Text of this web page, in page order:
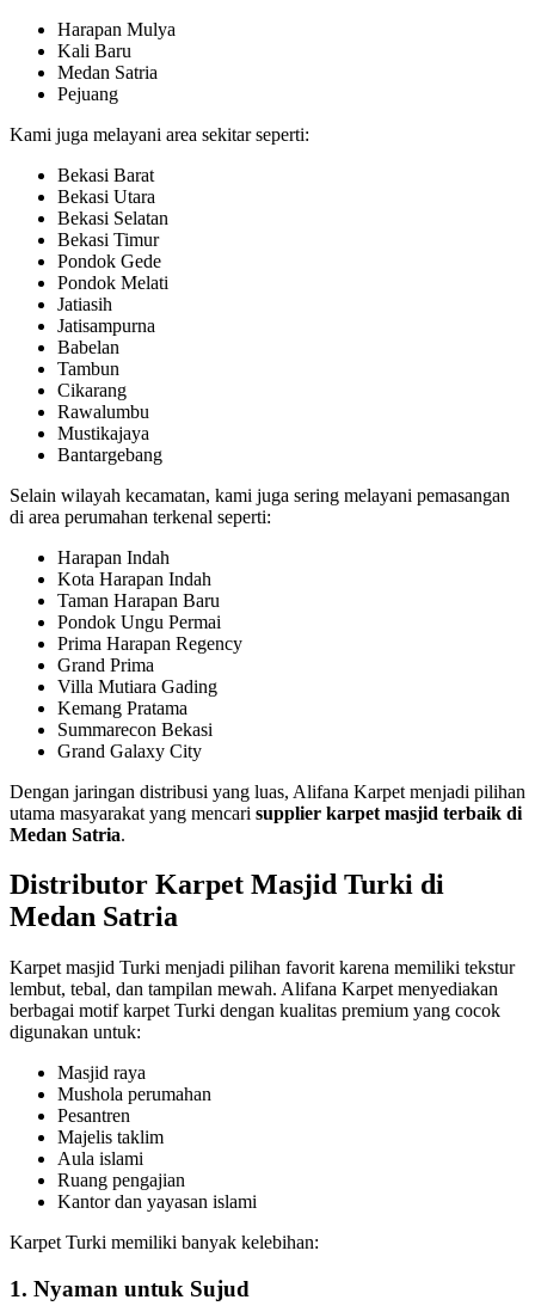
Harapan Mulya
Kali Baru
Medan Satria
Pejuang
Kami juga melayani area sekitar seperti:
Bekasi Barat
Bekasi Utara
Bekasi Selatan
Bekasi Timur
Pondok Gede
Pondok Melati
Jatiasih
Jatisampurna
Babelan
Tambun
Cikarang
Rawalumbu
Mustikajaya
Bantargebang
Selain wilayah kecamatan, kami juga sering melayani pemasangan
di area perumahan terkenal seperti:
Harapan Indah
Kota Harapan Indah
Taman Harapan Baru
Pondok Ungu Permai
Prima Harapan Regency
Grand Prima
Villa Mutiara Gading
Kemang Pratama
Summarecon Bekasi
Grand Galaxy City
Dengan jaringan distribusi yang luas, Alifana Karpet menjadi pilihan
utama masyarakat yang mencari supplier karpet masjid terbaik di
Medan Satria.
Distributor Karpet Masjid Turki di
Medan Satria
Karpet masjid Turki menjadi pilihan favorit karena memiliki tekstur
lembut, tebal, dan tampilan mewah. Alifana Karpet menyediakan
berbagai motif karpet Turki dengan kualitas premium yang cocok
digunakan untuk:
Masjid raya
Mushola perumahan
Pesantren
Majelis taklim
Aula islami
Ruang pengajian
Kantor dan yayasan islami
Karpet Turki memiliki banyak kelebihan:
1. Nyaman untuk Sujud